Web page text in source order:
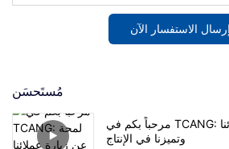
إرسال الاستفسار الآن
مُستَحسَن
مرحباً بكم في TCANG: لمحة عن زيارة عملائنا
وتميزنا في الإنتاج